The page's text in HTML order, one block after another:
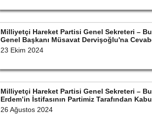
Milliyetçi Hareket Partisi Genel Sekreteri –
Genel Başkanı Müsavat Dervişoğlu'na
23 Ekim 2024
Milliyetçi Hareket Partisi Genel Sekreteri –
Erdem’in İstifasının Partimiz Tarafından
26 Ağustos 2024